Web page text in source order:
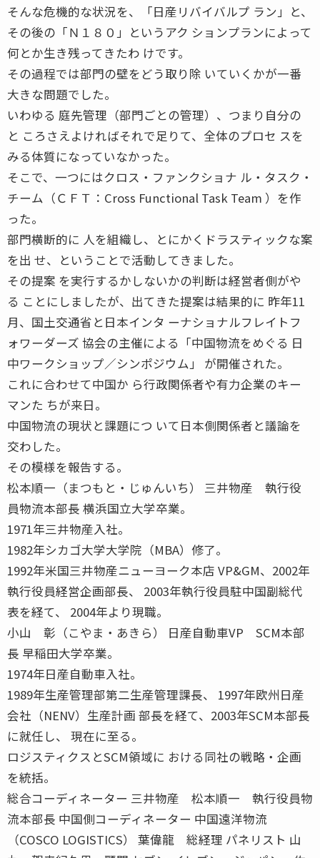
そんな危機的な状況を、「日産リバイバルプ ラン」と、
その後の「Ｎ１８０」というアク ションプランによって
何とか生き残ってきたわ けです。
その過程では部門の壁をどう取り除 いていくかが一番
大きな問題でした。
いわゆる 庭先管理（部門ごとの管理）、つまり自分の
と ころさえよければそれで足りて、全体のプロセ スを
みる体質になっていなかった。
そこで、一つにはクロス・ファンクショナ ル・タスク・
チーム（ＣＦＴ：Cross Functional Task Team ）を作
った。
部門横断的に 人を組織し、とにかくドラスティックな案
を出 せ、ということで活動してきました。
その提案 を実行するかしないかの判断は経営者側がや
る ことにしましたが、出てきた提案は結果的に 昨年11
月、国土交通省と日本インタ ーナショナルフレイトフ
ォワーダーズ 協会の主催による「中国物流をめぐる 日
中ワークショップ／シンポジウム」 が開催された。
これに合わせて中国か ら行政関係者や有力企業のキー
マンた ちが来日。
中国物流の現状と課題につ いて日本側関係者と議論を
交わした。
その模様を報告する。
松本順一（まつもと・じゅんいち） 三井物産 執行役
員物流本部長 横浜国立大学卒業。
1971年三井物産入社。
1982年シカゴ大学大学院（MBA）修了。
1992年米国三井物産ニューヨーク本店 VP&GM、2002年
執行役員経営企画部長、 2003年執行役員駐中国副総代
表を経て、 2004年より現職。
小山 彰（こやま・あきら） 日産自動車VP SCM本部
長 早稲田大学卒業。
1974年日産自動車入社。
1989年生産管理部第二生産管理課長、 1997年欧州日産
会社（NENV）生産計画 部長を経て、2003年SCM本部長
に就任し、 現在に至る。
ロジスティクスとSCM領域に おける同社の戦略・企画
を統括。
総合コーディネーター 三井物産 松本順一 執行役員物
流本部長 中国側コーディネーター 中国遠洋物流
（COSCO LOGISTICS） 葉偉龍 総経理 パネリスト 山